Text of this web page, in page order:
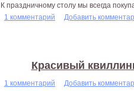
К праздничному столу мы всегда
1 комментарий
Добавить
Красивый
1 комментарий Добавить